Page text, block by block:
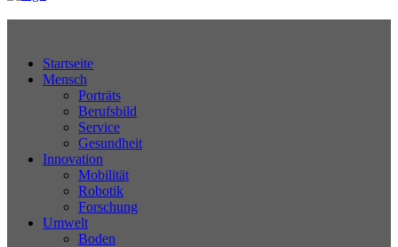
Startseite
Mensch
Porträts
Berufsbild
Service
Gesundheit
Innovation
Mobilität
Robotik
Forschung
Umwelt
Boden